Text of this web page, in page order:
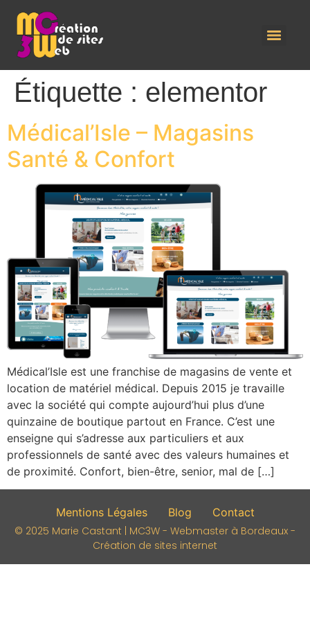
Étiquette : elementor
Médical’Isle – Magasins
Santé & Confort
Médical’Isle est une franchise de magasins de vente et
location de matériel médical. Depuis 2015 je travaille
avec la société qui compte aujourd’hui plus d’une
quinzaine de boutique partout en France. C’est une
enseigne qui s’adresse aux particuliers et aux
professionnels de santé avec des valeurs humaines et
de proximité. Confort, bien-être, senior, mal de […]
Mentions Légales Blog
Contact
© 2025 Marie Castant | MC3W - Webmaster à Bordeaux -
Création de sites internet